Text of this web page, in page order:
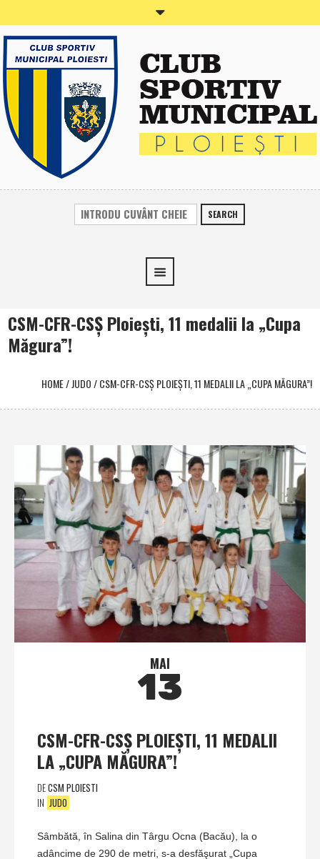
SEARCH
CSM-CFR-CSŞ Ploieşti, 11 medalii la „Cupa
Măgura”!
HOME/JUDO/CSM-CFR-CSŞ PLOIEŞTI, 11 MEDALII LA „CUPA MĂGURA”!
MAI
13
CSM-CFR-CSŞ PLOIEŞTI, 11 MEDALII
LA „CUPA MĂGURA”!
DECSM PLOIESTI
IN JUDO
Sâmbătă, în Salina din Târgu Ocna (Bacău), la o
adâncime de 290 de metri, s-a desfăşurat „Cupa